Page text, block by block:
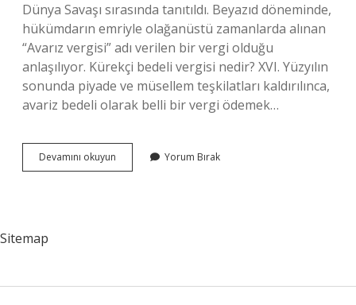
Dünya Savaşı sırasında tanıtıldı. Beyazıd döneminde,
hükümdarın emriyle olağanüstü zamanlarda alınan
“Avarız vergisi” adı verilen bir vergi olduğu
anlaşılıyor. Kürekçi bedeli vergisi nedir? XVI. Yüzyılın
sonunda piyade ve müsellem teşkilatları kaldırılınca,
avariz bedeli olarak belli bir vergi ödemek…
Devamını okuyun
Örfiye
Yorum Bırak
Sitemap